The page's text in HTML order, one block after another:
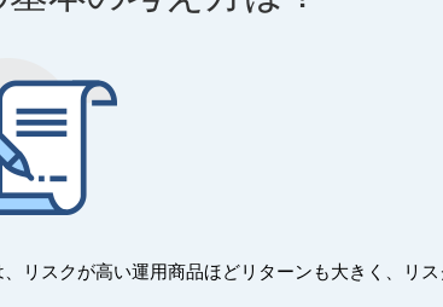
リスクが高い運用商品ほどリターンも大きく、リ